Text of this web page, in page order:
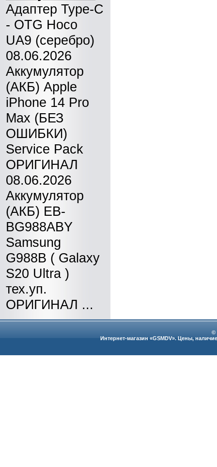
Адаптер Type-C
- OTG Hoco
UA9 (серебро)
08.06.2026
Аккумулятор
(АКБ) Apple
iPhone 14 Pro
Max (БЕЗ
ОШИБКИ)
Service Pack
ОРИГИНАЛ
08.06.2026
Аккумулятор
(АКБ) EB-
BG988ABY
Samsung
G988B ( Galaxy
S20 Ultra )
тех.уп.
ОРИГИНАЛ ...
©
Интернет-магазин «GSMDV». Цены,